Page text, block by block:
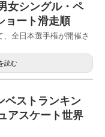
女シングル・ペ
ョート滑走順
、全日本選手権が開催さ
読む
ベストランキン
アスケート世界